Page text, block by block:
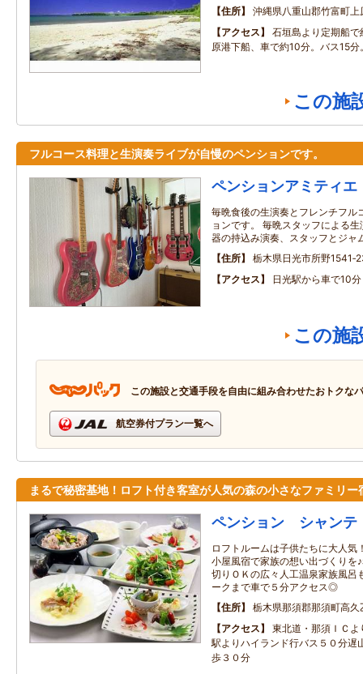
住所
沖縄県八重山郡竹富町上
アクセス
石垣島より定期船
原港下船、車で約10分。バス15分
この施
フルコース料理と生演奏ライブが自慢のペンションです。
ペンションアミティエ
毎晩食後の生演奏とフレンチフル
ョンです。 毎晩スタッフによる
器の持込み演奏、スタッフとジャ
住所
栃木県日光市所野
アクセス
日光駅から車で10分
この施
この施設と交通手段を自由に組み合わせたおトクな
航空券付プラン一覧へ
まるで秘密基地！ロフト付き客室が人気の森の小さなファミリー
ペンション シャンテ
ロフトルームは子供たちに大人気
小屋風宿で家族の想い出づくりを
切りＯＫの広々人工温泉家族風呂
ークまで車で５分アクセス◎
住所
栃木県那須郡那須町高
アクセス
東北道・那須ＩＣ
駅よりハイランド行バス５０分遅
歩３０分